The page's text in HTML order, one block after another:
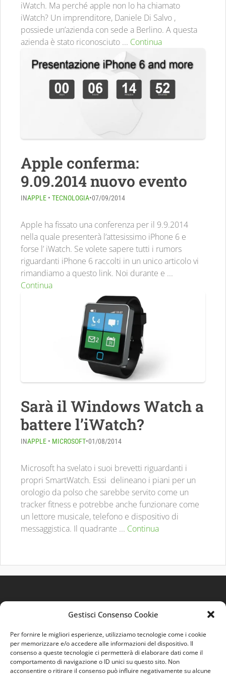
Gestisci Consenso Cookie
Per fornire le migliori esperienze, utilizziamo tecnologie come i cookie
per memorizzare e/o accedere alle informazioni del dispositivo. Il
consenso a queste tecnologie ci permetterà di elaborare dati come il
comportamento di navigazione o ID unici su questo sito. Non
acconsentire o ritirare il consenso può influire negativamente su alcune
iWatch. Ma perché apple non lo ha chiamato
iWatch? Un imprenditore, Daniele Di Salvo ,
possiede un’azienda con sede a Berlino. A questa
azienda è stato riconosciuto ... Continua
Apple conferma:
9.09.2014 nuovo evento
INAPPLE • TECNOLOGIA•07/09/2014
Apple ha fissato una conferenza per il 9.9.2014
nella quale presenterà l’attesissimo iPhone 6 e
forse l’ iWatch. Se volete sapere tutti i rumors
riguardanti iPhone 6 raccolti in un unico articolo vi
rimandiamo a questo link. Noi durante e ...
Continua
Sarà il Windows Watch a
battere l’iWatch?
INAPPLE • MICROSOFT•01/08/2014
Microsoft ha svelato i suoi brevetti riguardanti i
propri SmartWatch. Essi delineano i piani per un
orologio da polso che sarebbe servito come un
tracker fitness e potrebbe anche funzionare come
un lettore musicale, telefono e dispositivo di
messaggistica. Il quadrante ... Continua
Quest'opera è distribuita con LicenzaCreative